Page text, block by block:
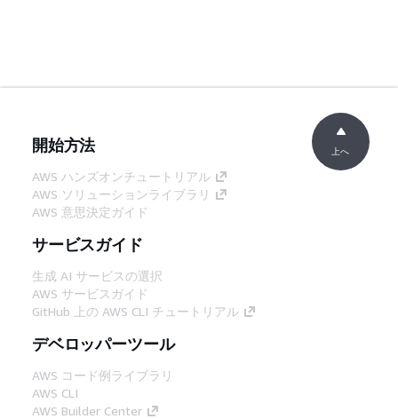
開始方法
AWS ハンズオンチュートリアル
AWS ソリューションライブラリ
AWS 意思決定ガイド
サービスガイド
生成 AI サービスの選択
AWS サービスガイド
GitHub 上の AWS CLI チュートリアル
デベロッパーツール
AWS コード例ライブラリ
AWS CLI
AWS Builder Center
上へ